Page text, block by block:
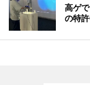
高ゲ
の特